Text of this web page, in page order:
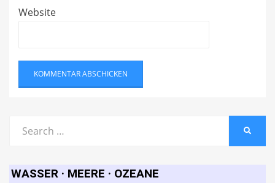
Website
for:
WASSER · MEERE · OZEANE